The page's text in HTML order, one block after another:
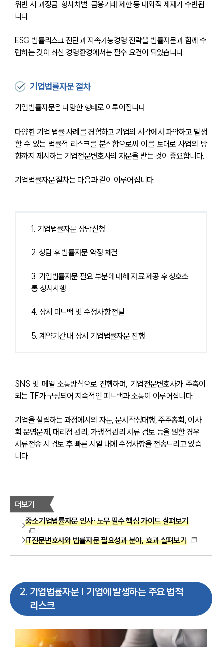
위반 시 과징금, 형사처벌, 금융거래 제한 등 대외적 제재가 수반됩
니다.
ESG 법률리스크 진단과 지속가능경영 전략을 법률자문과 함께 수
립하는 것이 최신 경영환경에서는 필수 요건이 되었습니다.
기업법률자문 절차
기업법률자문은 다양한 형태로 이루어집니다.
다양한 기업 법률 사례를 경험하고 기업의 시각에서 파악하고 발생
할 수 있는 법률적 리스크를 분석함으로써 이를 토대로 사업의 방
향까지 제시하는 기업전문변호사의 자문을 받는 것이 중요합니다.
기업법률자문 절차는 다음과 같이 이루어집니다.
1. 기업법률자문 상담신청
2. 상담 후 법률자문 약정 체결
3. 기업법률자문 필요 부분에 대해 자료 제공 후 상호소
통 상시시행
4. 상시 피드백 및 수정사항 전달
5. 계약기간 내 상시 기업법률자문 진행
SNS 및 메일 소통방식으로 진행하며, 기업전문변호사가 주축이
되는 TF가 구성되어 지속적인 피드백과 소통이 이루어집니다.
기업을 설립하는 과정에서의 자문, 문서작성대행, 주주총회, 이사
회 운영문제, 대리점 관리, 가맹점 관리 서류 검토 등을 원할 경우
서류전송 시 검토 후 빠른 시일 내에 수정사항을 전송드리고 있습
니다.
더보기
중소기업법률자문 인사·노무 필수 핵심 가이드 살펴보기
IT전문변호사와 법률자문 필요성과 분야, 효과 살펴보기
2. 기업법률자문 | 기업에 발생하는 주요 법적
리스크